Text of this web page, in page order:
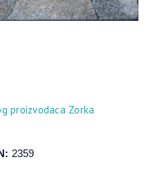
proizvodaca Zorka
2359